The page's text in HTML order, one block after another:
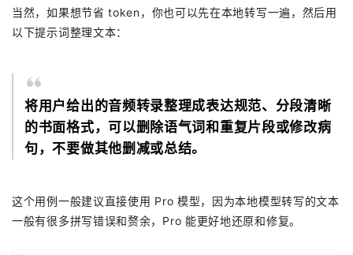
当然，如果想节省 token，你也可以先在本地转写一遍，然后用
以下提示词整理文本：
将用户给出的音频转录整理成表达规范、分段清晰
的书面格式，可以删除语气词和重复片段或修改病
句，不要做其他删减或总结。
这个用例一般建议直接使用 Pro 模型，因为本地模型转写的文本
一般有很多拼写错误和赘余，Pro 能更好地还原和修复。